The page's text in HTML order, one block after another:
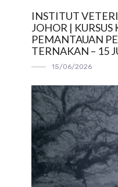
INSTITUT
JOHOR |
PEMANTAUAN
TERNAKAN – 15
15/06/2026